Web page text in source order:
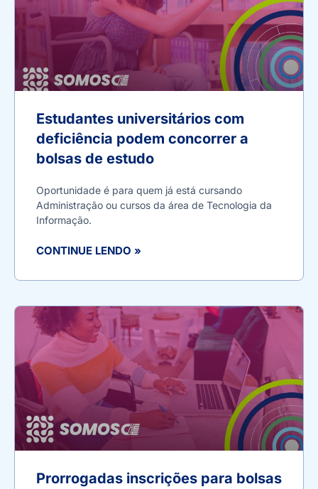
Estudantes universitários com
deficiência podem concorrer a
bolsas de estudo
Oportunidade é para quem já está cursando
Administração ou cursos da área de Tecnologia da
Informação.
CONTINUE LENDO »
Prorrogadas inscrições para bolsas